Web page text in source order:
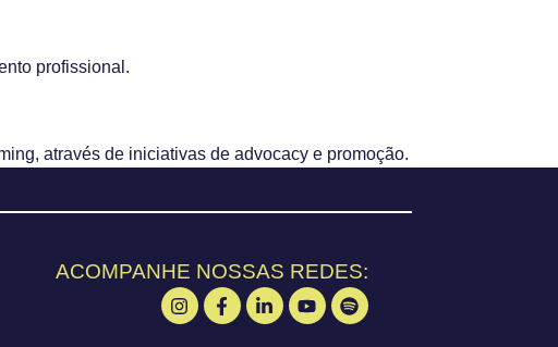
profissional.
através de iniciativas de advocacy e promoção.
ACOMPANHE NOSSAS REDES: